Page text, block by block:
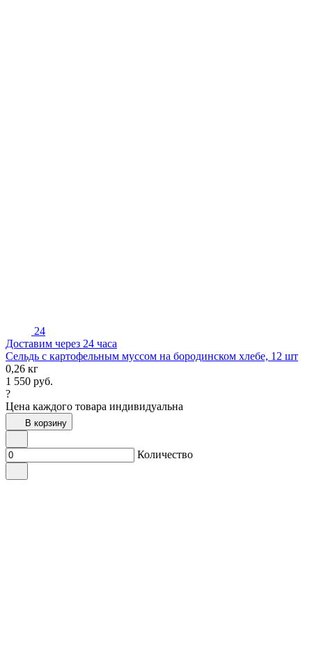
24
Доставим через 24 часа
Сельдь с картофельным муссом на бородинском хлебе, 12 шт
0,26 кг
1 550 руб.
?
Цена каждого товара индивидуальна
В корзину
Количество